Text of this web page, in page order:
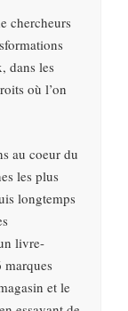
chercheurs
dans les
où l’on
au coeur du
les plus
longtemps
livre-
marques
et le